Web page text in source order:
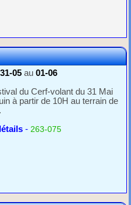
31-05 au01-06
du Cerf-volant du 31 Mai
à partir de 10H au terrain de
- 263-075